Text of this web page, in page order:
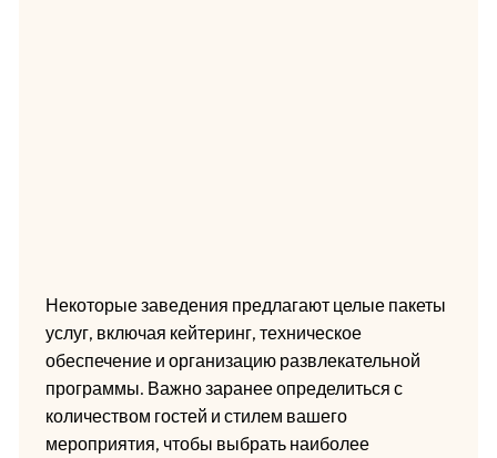
Некоторые заведения предлагают целые пакеты
услуг, включая кейтеринг, техническое
обеспечение и организацию развлекательной
программы. Важно заранее определиться с
количеством гостей и стилем вашего
мероприятия, чтобы выбрать наиболее